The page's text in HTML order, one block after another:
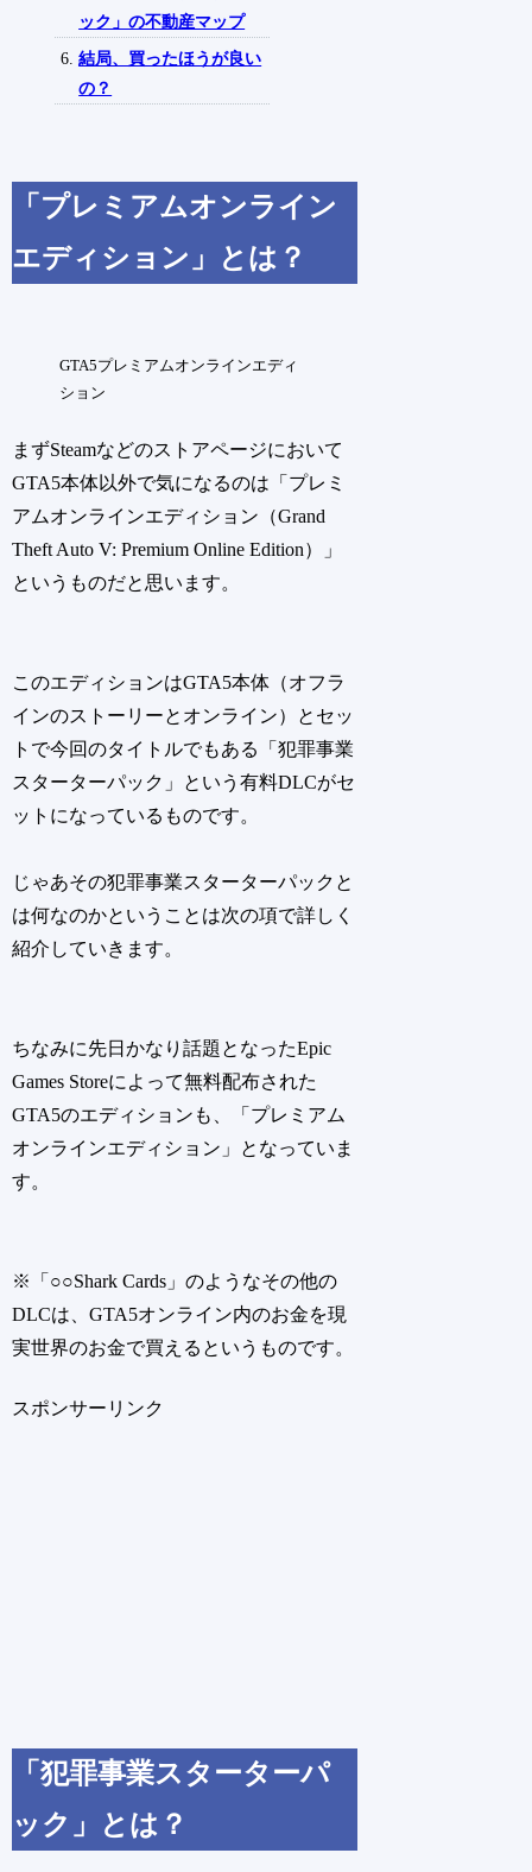
ック」の不動産マップ
結局、買ったほうが良い
の？
「プレミアムオンライン
エディション」とは？
GTA5プレミアムオンラインエディ
ション
まずSteamなどのストアページにおいて
GTA5本体以外で気になるのは「プレミ
アムオンラインエディション（Grand
Theft Auto V: Premium Online Edition）」
というものだと思います。
このエディションはGTA5本体（オフラ
インのストーリーとオンライン）とセッ
トで今回のタイトルでもある「犯罪事業
スターターパック」という有料DLCがセ
ットになっているものです。
じゃあその犯罪事業スターターパックと
は何なのかということは次の項で詳しく
紹介していきます。
ちなみに先日かなり話題となったEpic
Games Storeによって無料配布された
GTA5のエディションも、「プレミアム
オンラインエディション」となっていま
す。
※「○○Shark Cards」のようなその他の
DLCは、GTA5オンライン内のお金を現
実世界のお金で買えるというものです。
スポンサーリンク
「犯罪事業スターターパ
ック」とは？